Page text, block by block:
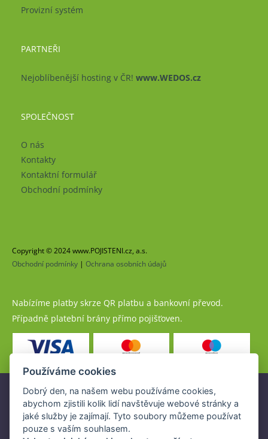
Provizní systém
PARTNEŘI
Nejoblíbenější hosting v ČR! www.WEDOS.cz
SPOLEČNOST
O nás
Kontakty
Kontaktní formulář
Obchodní podmínky
Copyright © 2024 www.POJISTENI.cz, a.s.
Obchodní podmínky | Ochrana osobních údajů
Nabízíme platby skrze QR platbu a bankovní převod.
Případně platební brány přímo pojišťoven.
Pojistné produkty jsou nabízeny společností
www.POJISTENI.cz, a.s. na základě platné licence České
národní banky (ČNB).
Používáme cookies
Dobrý den, na našem webu používáme cookies,
abychom zjistili kolik lidí navštěvuje webové stránky a
jaké služby je zajímají. Tyto soubory můžeme používat
pouze s vaším souhlasem.